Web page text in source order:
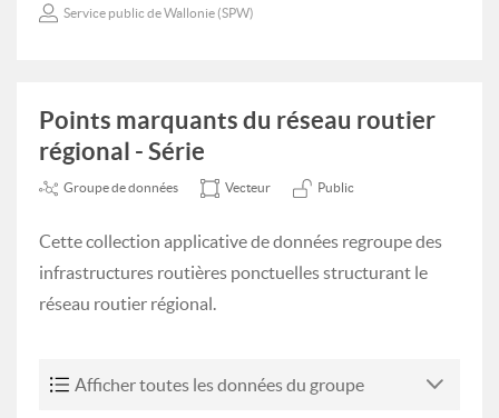
Service public de Wallonie (SPW)
Points marquants du réseau routier
régional - Série
Groupe de données Vecteur Public
Cette collection applicative de données regroupe des
infrastructures routières ponctuelles structurant le
réseau routier régional.
Afficher toutes les données du groupe